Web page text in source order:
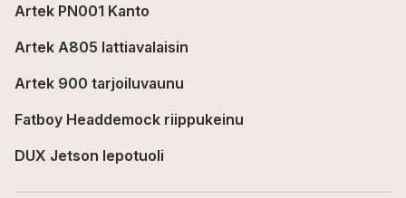
Artek PN001 Kanto
Artek A805 lattiavalaisin
Artek 900 tarjoiluvaunu
Fatboy Headdemock riippukeinu
DUX Jetson lepotuoli